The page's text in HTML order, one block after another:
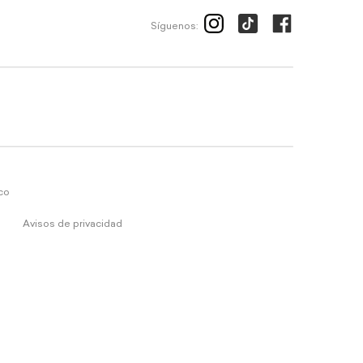
Síguenos:
Avisos de privacidad